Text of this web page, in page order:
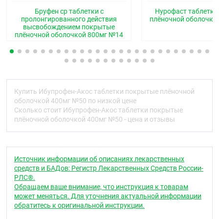
или почти белого цвета.
Фармакотерапевтическая группа
Нестероидный противовоспалительный препарат
(НПВП)
M01AE01
Фармакологические свойства
Фармакодинамика
Подавляет противовоспалительные факторы,
снижает агрегацию тромбоцитов. Угнетает
циклооксигеназы 1 и 2 типов, нарушает
метаболизм арахидоновой кислоты, уменьшает
количество простагландинов как в здоровых
тканях, так и в очаге воспаления, подавляет
экссудативную и пролиферативную фазы
воспаления. Снижает болевую чувствительность в
Бруфен ср таблетки с
пролонгированного действия
высвобождением покрытые
плёночной оболочкой 800мг №14
Нурофаст
плёночной
Купить Ибупрофен-Акос таблетки покрытые плёночной
оболочкой 400мг №50 по низкой цене
Сколько стоит Ибупрофен-Акос таблетки покрытые
плёночной оболочкой 400мг №50 - цена и отзывы
Источник информации об описаниях лекарственных
средств и БАДов: Регистр Лекарственных Средств России-
РЛС®.
Обращаем ваше внимание, что инструкция к товарам
может меняться. Для уточнения актуальной информации
обратитесь к оригинальной инструкции.